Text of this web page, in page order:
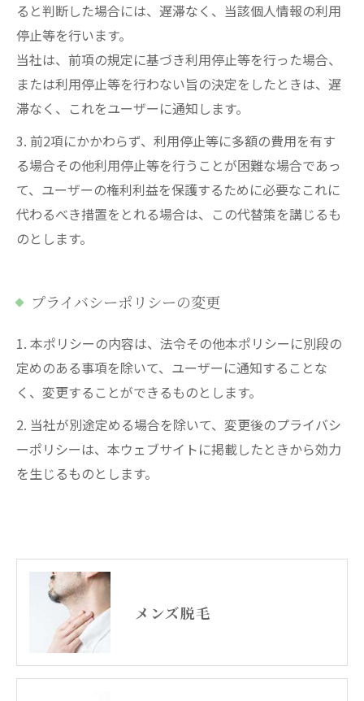
ると判断した場合には、遅滞なく、当該個人情報の利用
停止等を行います。
当社は、前項の規定に基づき利用停止等を行った場合、
または利用停止等を行わない旨の決定をしたときは、遅
滞なく、これをユーザーに通知します。
3. 前2項にかかわらず、利用停止等に多額の費用を有す
る場合その他利用停止等を行うことが困難な場合であっ
て、ユーザーの権利利益を保護するために必要なこれに
代わるべき措置をとれる場合は、この代替策を講じるも
のとします。
プライバシーポリシーの変更
1. 本ポリシーの内容は、法令その他本ポリシーに別段の
定めのある事項を除いて、ユーザーに通知することな
く、変更することができるものとします。
2. 当社が別途定める場合を除いて、変更後のプライバシ
ーポリシーは、本ウェブサイトに掲載したときから効力
を生じるものとします。
メンズ脱毛